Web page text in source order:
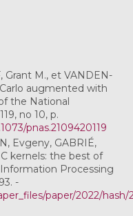
Grant M., et VANDEN-
augmented with
the National
no 10, p.
pnas.2109420119
Evgeny, GABRIÉ,
kernels: the best of
Processing
-
paper/2022/